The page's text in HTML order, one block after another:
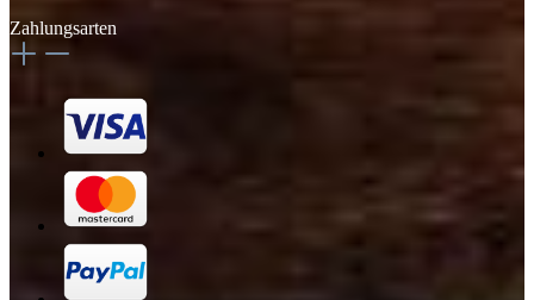
Zahlungsarten